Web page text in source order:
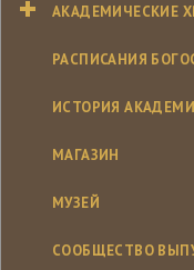
АКАДЕМИЧЕСКИЕ
РАСПИСАНИЯ
ИСТОРИЯ
МАГАЗИН
МУЗЕЙ
СООБЩЕСТВО